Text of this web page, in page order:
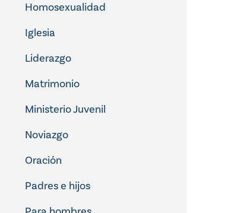
Homosexualidad
Iglesia
Liderazgo
Matrimonio
Ministerio Juvenil
Noviazgo
Oración
Padres e hijos